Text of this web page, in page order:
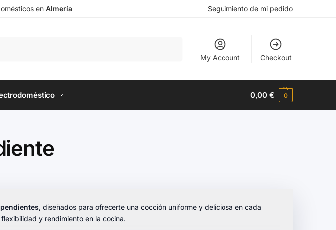
en Almería Seguimiento de mi pedido
My Account Checkout
0,00€ 0
, diseñados para ofrecerte una cocción uniforme y deliciosa en cada
y rendimiento en la cocina.